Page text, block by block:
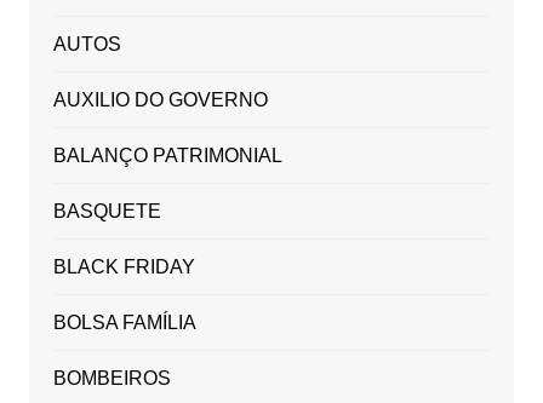
AUTOS
AUXILIO DO GOVERNO
BALANÇO PATRIMONIAL
BASQUETE
BLACK FRIDAY
BOLSA FAMÍLIA
BOMBEIROS